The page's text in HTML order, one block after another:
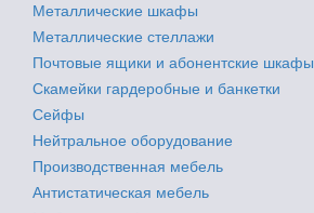
Металлические шкафы
Металлические стеллажи
Почтовые ящики и абонентские шкафы
Скамейки гардеробные и банкетки
Сейфы
Нейтральное оборудование
Производственная мебель
Антистатическая мебель